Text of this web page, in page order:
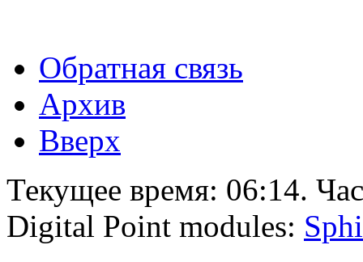
Обратная связь
Архив
Вверх
Текущее время: 06:14.
Digital Point modules: